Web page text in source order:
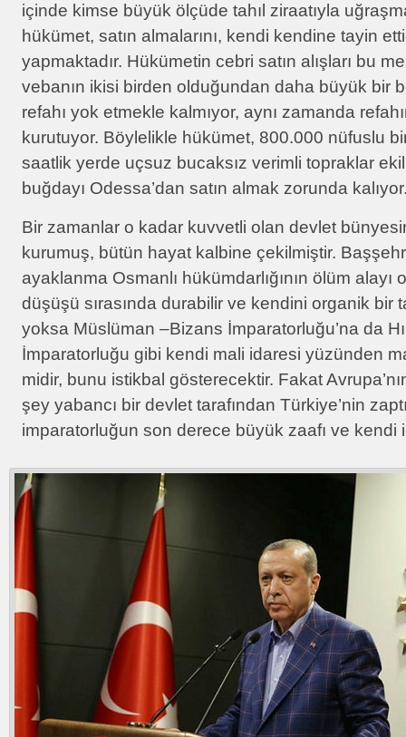
içinde kimse büyük ölçüde tahıl ziraatıyla
hükümet, satın almalarını, kendi kendine tayin
yapmaktadır. Hükümetin cebri satın alışları bu
vebanın ikisi birden olduğundan daha büyük bir
refahı yok etmekle kalmıyor, aynı zamanda
kurutuyor. Böylelikle hükümet, 800.000 nüfuslu
saatlik yerde uçsuz bucaksız verimli topraklar
buğdayı Odessa’dan satın almak zorunda
Bir zamanlar o kadar kuvvetli olan devlet
kurumuş, bütün hayat kalbine çekilmiştir.
ayaklanma Osmanlı hükümdarlığının ölüm alayı
düşüşü sırasında durabilir ve kendini organik bir
yoksa Müslüman –Bizans İmparatorluğu’na da
İmparatorluğu gibi kendi mali idaresi yüzünden
midir, bunu istikbal gösterecektir. Fakat
şey yabancı bir devlet tarafından Türkiye’nin
imparatorluğun son derece büyük zaafı ve kendi